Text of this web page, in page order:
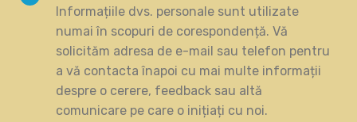
Informațiile dvs. personale sunt utilizate
numai în scopuri de corespondență. Vă
solicităm adresa de e-mail sau telefon pentru
a vă contacta înapoi cu mai multe informații
despre o cerere, feedback sau altă
comunicare pe care o inițiați cu noi.